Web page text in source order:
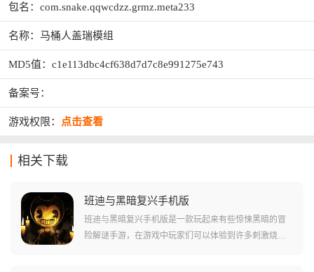
包名：com.snake.qqwcdzz.grmz.meta233
名称：马桶人盖瑞模组
MD5值：c1e113dbc4cf638d7d7c8e991275e743
备案号：
游戏权限： 点击查看
相关下载
班迪与黑暗复兴手机版
班迪与黑暗复兴手机版是一款玩起来有些惊悚黑暗的冒
险解谜手游，在游戏中玩家们可以体验到许多刺激烧脑